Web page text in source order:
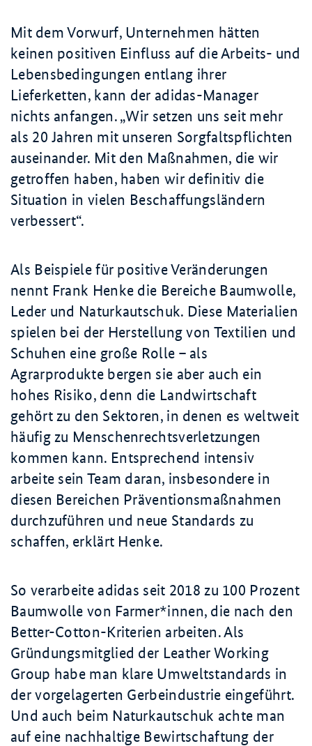
Mit dem Vorwurf, Unternehmen hätten
keinen positiven Einfluss auf die Arbeits- und
Lebensbedingungen entlang ihrer
Lieferketten, kann der adidas-Manager
nichts anfangen. Wir setzen uns seit mehr
als 20 Jahren mit unseren Sorgfaltspflichten
auseinander. Mit den Maßnahmen, die wir
getroffen haben, haben wir definitiv die
Situation in vielen Beschaffungsländern
verbessert .
Als Beispiele für positive Veränderungen
nennt Frank Henke die Bereiche Baumwolle,
Leder und Naturkautschuk. Diese Materialien
spielen bei der Herstellung von Textilien und
Schuhen eine große Rolle – als
Agrarprodukte bergen sie aber auch ein
hohes Risiko, denn die Landwirtschaft
gehört zu den Sektoren, in denen es weltweit
häufig zu Menschenrechtsverletzungen
kommen kann. Entsprechend intensiv
arbeite sein Team daran, insbesondere in
diesen Bereichen Präventionsmaßnahmen
durchzuführen und neue Standards zu
schaffen, erklärt Henke.
So verarbeite adidas seit 2018 zu 100 Prozent
Baumwolle von Farmer*innen, die nach den
Better-Cotton-Kriterien arbeiten. Als
Gründungsmitglied der Leather Working
Group habe man klare Umweltstandards in
der vorgelagerten Gerbeindustrie eingeführt.
Und auch beim Naturkautschuk achte man
auf eine nachhaltige Bewirtschaftung der